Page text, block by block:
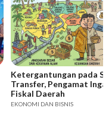
Ketergantungan pada
Transfer, Pengamat
Fiskal Daerah
EKONOMI DAN BISNIS